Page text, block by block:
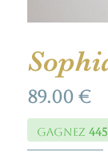
89.00 €
Gagnez 445